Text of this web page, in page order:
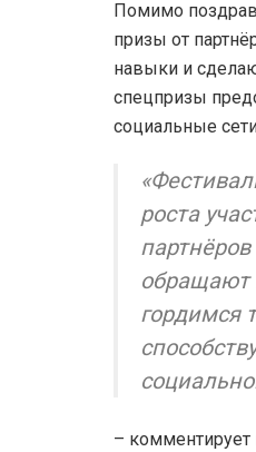
Помимо
призы от
навыки и
спецпризы
социальные
роста
обращают
гордимся
–